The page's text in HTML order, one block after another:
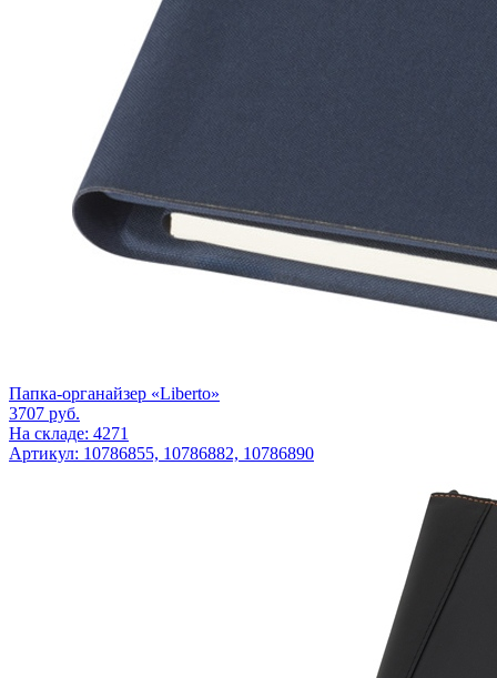
Папка-органайзер «Liberto»
3707 руб.
На складе: 4271
Артикул: 10786855, 10786882, 10786890